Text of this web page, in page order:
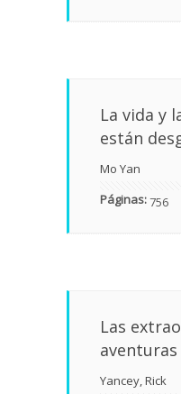
La vida y
están
Mo Yan
Páginas:756
Las
Yancey, Rick